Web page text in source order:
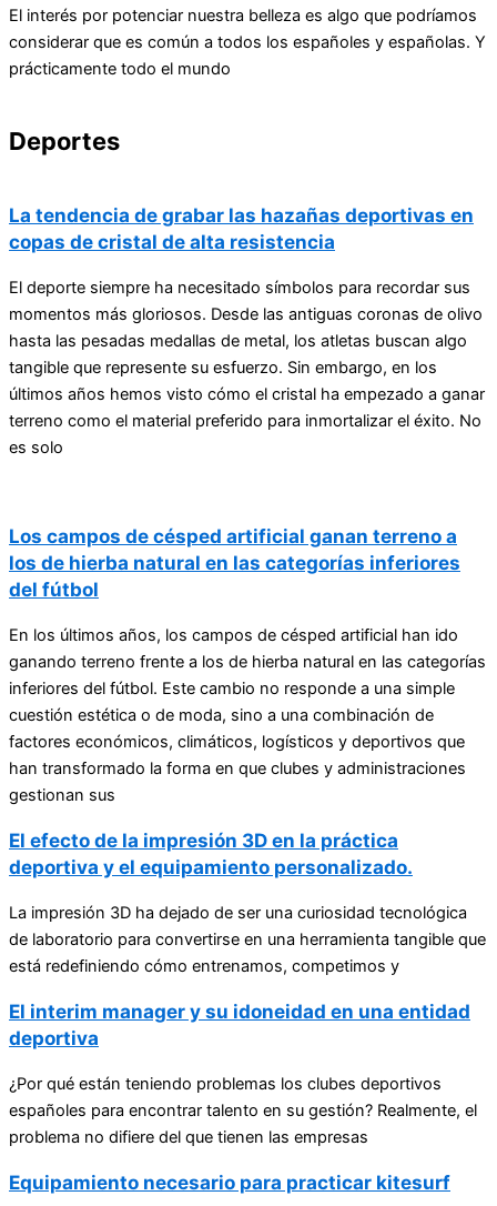
El interés por potenciar nuestra belleza es algo que podríamos
considerar que es común a todos los españoles y españolas. Y
prácticamente todo el mundo
Deportes
La tendencia de grabar las hazañas deportivas en
copas de cristal de alta resistencia
El deporte siempre ha necesitado símbolos para recordar sus
momentos más gloriosos. Desde las antiguas coronas de olivo
hasta las pesadas medallas de metal, los atletas buscan algo
tangible que represente su esfuerzo. Sin embargo, en los
últimos años hemos visto cómo el cristal ha empezado a ganar
terreno como el material preferido para inmortalizar el éxito. No
es solo
Los campos de césped artificial ganan terreno a
los de hierba natural en las categorías inferiores
del fútbol
En los últimos años, los campos de césped artificial han ido
ganando terreno frente a los de hierba natural en las categorías
inferiores del fútbol. Este cambio no responde a una simple
cuestión estética o de moda, sino a una combinación de
factores económicos, climáticos, logísticos y deportivos que
han transformado la forma en que clubes y administraciones
gestionan sus
El efecto de la impresión 3D en la práctica
deportiva y el equipamiento personalizado.
La impresión 3D ha dejado de ser una curiosidad tecnológica
de laboratorio para convertirse en una herramienta tangible que
está redefiniendo cómo entrenamos, competimos y
El interim manager y su idoneidad en una entidad
deportiva
¿Por qué están teniendo problemas los clubes deportivos
españoles para encontrar talento en su gestión? Realmente, el
problema no difiere del que tienen las empresas
Equipamiento necesario para practicar kitesurf